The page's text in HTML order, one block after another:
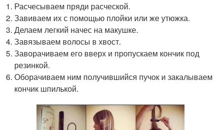
Расчесываем пряди расческой.
Завиваем их с помощью плойки или же утюжка.
Делаем легкий начес на макушке.
Завязываем волосы в хвост.
Заворачиваем его вверх и пропускаем кончик под
резинкой.
Оборачиваем ним получившийся пучок и закалываем
кончик шпилькой.